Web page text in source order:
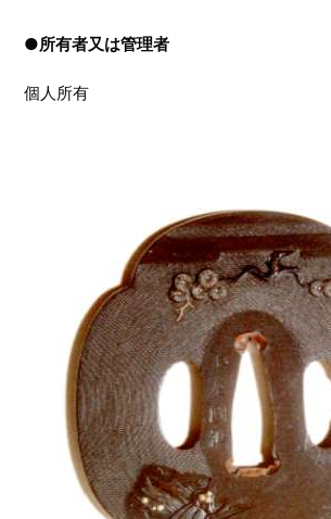
●所有者又は管理者
個人所有